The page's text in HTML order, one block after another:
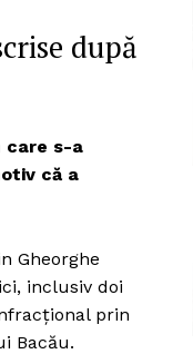
după
care s-a
că a
Gheorghe
inclusiv doi
prin
Bacău.